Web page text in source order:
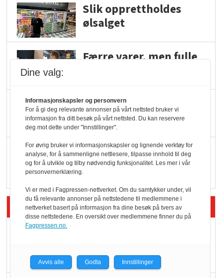
Slik opprettholdes
ølsalget
Færre varer, men fulle
KI lager mat i butikken
Q passerte 1 milliard i
Rema i 2025
Siste artikler - Økologisk
melkemangel
Dine valg:
Informasjonskapsler og personvern
For å gi deg relevante annonser på vårt nettsted bruker vi
informasjon fra ditt besøk på vårt nettsted. Du kan reservere
deg mot dette under "Innstillinger".
For øvrig bruker vi informasjonskapsler og lignende verktøy for
analyse, for å sammenligne nettlesere, tilpasse innhold til deg
og for å utvikle og tilby nødvendig funksjonalitet. Les mer i vår
personvernerklæring.
Vi er med i Fagpressen-nettverket. Om du samtykker under, vil
du få relevante annonser på nettstedene til medlemmene i
nettverket basert på informasjon fra dine besøk på tvers av
disse nettstedene. En oversikt over medlemmene finner du på
Fagpressen.no.
Avvis alle Godta Innstillinger